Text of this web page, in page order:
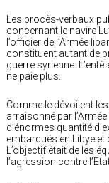
Les procès-verbaux
concernant le navire
l’officier de l’Armée
constituent autant de
guerre syrienne.
ne paie plus.
Comme le dévoilent
arraisonné par
d’énormes quantité
embarqués en Libye et
L’objectif était de les
l’agression contre